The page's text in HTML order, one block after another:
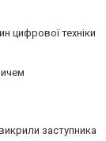
цифрової техніки
заступника